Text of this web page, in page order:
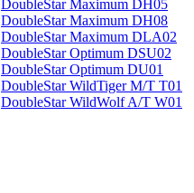
DoubleStar Maximum DH05
DoubleStar Maximum DH08
DoubleStar Maximum DLA02
DoubleStar Optimum DSU02
DoubleStar Optimum DU01
DoubleStar WildTiger M/T T01
DoubleStar WildWolf A/T W01